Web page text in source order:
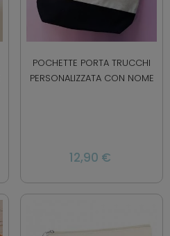
POCHETTE PORTA TRUCCHI
PERSONALIZZATA CON NOME
12,90 €